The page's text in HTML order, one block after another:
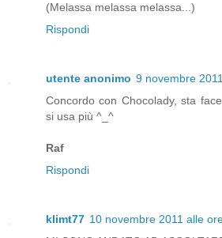
(Melassa melassa melassa...)
Rispondi
utente anonimo 9 novembre
Concordo con Chocolady, sta
si usa più ^_^
Raf
Rispondi
klimt77 10 novembre 2011 alle